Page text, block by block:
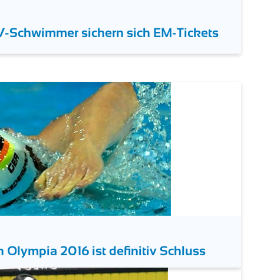
Schwimmer sichern sich EM-Tickets
Olympia 2016 ist definitiv Schluss